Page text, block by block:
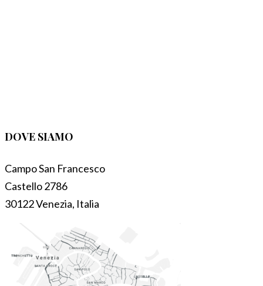
DOVE SIAMO
Campo San Francesco
Castello 2786
30122 Venezia, Italia